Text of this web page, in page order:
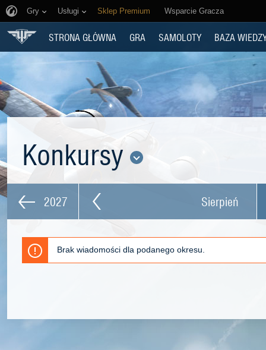
Gry Usługi Sklep Premium Wsparcie Gracza
STRONA GŁÓWNA GRA SAMOLOTY BAZA
Konkursy
2027 Sierpień
Brak wiadomości dla podanego okresu.